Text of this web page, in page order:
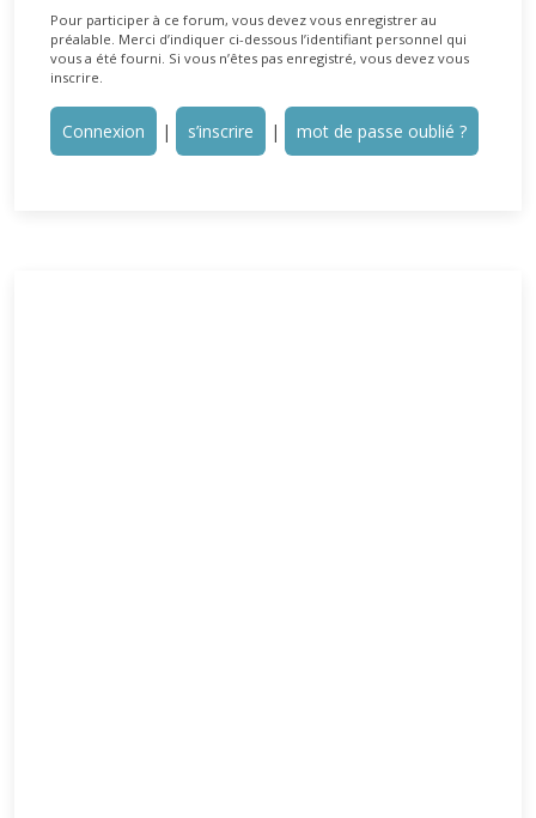
Pour participer à ce forum, vous devez vous enregistrer au
préalable. Merci d’indiquer ci-dessous l’identifiant personnel qui
vous a été fourni. Si vous n’êtes pas enregistré, vous devez vous
inscrire.
Connexion | s’inscrire | mot de passe oublié ?